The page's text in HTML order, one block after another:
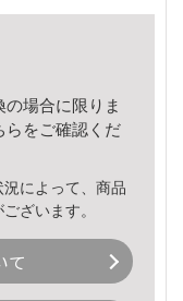
場合に限りま
ら をご確認くだ
によって、商品
ざいます。
て